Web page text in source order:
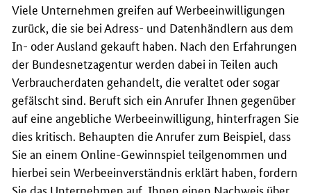
Viele Unternehmen greifen auf Werbeeinwilligungen
zurück, die sie bei Adress- und Datenhändlern aus dem
In- oder Ausland gekauft haben. Nach den Erfahrungen
der Bundesnetzagentur werden dabei in Teilen auch
Verbraucherdaten gehandelt, die veraltet oder sogar
gefälscht sind. Beruft sich ein Anrufer Ihnen gegenüber
auf eine angebliche Werbeeinwilligung, hinterfragen Sie
dies kritisch. Behaupten die Anrufer zum Beispiel, dass
Sie an einem Online-Gewinnspiel teilgenommen und
hierbei sein Werbeeinverständnis erklärt haben, fordern